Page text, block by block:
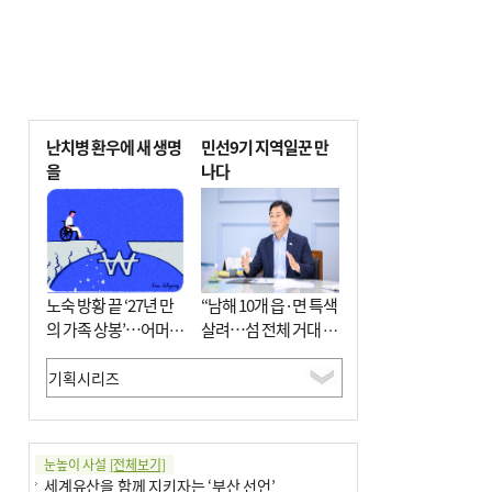
난치병 환우에 새 생명
을
노숙 방황 끝 ‘27년 만
의 가족 상봉’…어머니
와 행복 꿈꿔
민선9기 지역일꾼 만
나다
“남해 10개 읍·면 특색
살려…섬 전체 거대 정
원으로 조성”
눈높이 사설 [전체보기]
세계유산을 함께 지키자는 ‘부산 선언’